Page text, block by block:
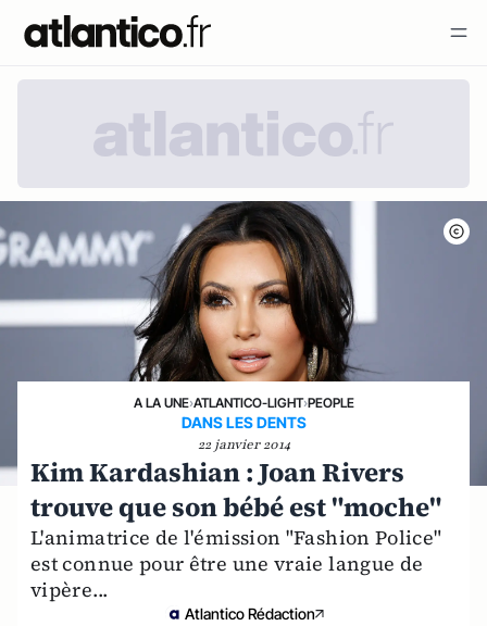
A LA UNE›ATLANTICO-LIGHT›PEOPLE
DANS LES DENTS
22 janvier 2014
Kim Kardashian : Joan Rivers
trouve que son bébé est "moche"
L'animatrice de l'émission "Fashion Police"
est connue pour être une vraie langue de
vipère...
Atlantico Rédaction